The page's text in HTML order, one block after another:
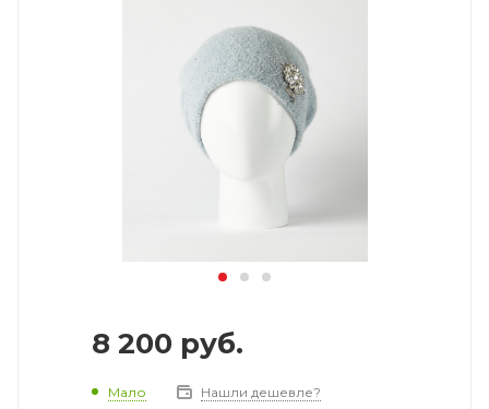
8 200 руб.
Мало Нашли дешевле?